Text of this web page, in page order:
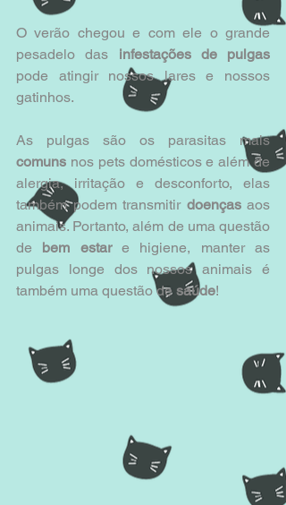
O verão chegou e com ele o grande
pesadelo das infestações de pulgas
pode atingir nossos lares e nossos
gatinhos.
As pulgas são os parasitas mais
comuns nos pets domésticos e além de
alergia, irritação e desconforto, elas
também podem transmitir doenças aos
animais. Portanto, além de uma questão
de bem estar e higiene, manter as
pulgas longe dos nossos animais é
também uma questão de saúde!